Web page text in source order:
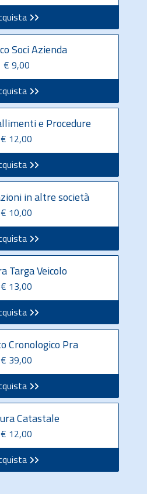
Soci Azienda
€ 9,00
e Procedure
€ 12,00
in altre società
€ 10,00
Targa Veicolo
€ 13,00
Cronologico Pra
€ 39,00
Catastale
€ 12,00